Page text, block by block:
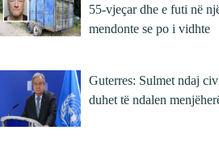
55-vjeçar dhe e futi në
mendonte se po i vidhte
Guterres: Sulmet ndaj
duhet të ndalen